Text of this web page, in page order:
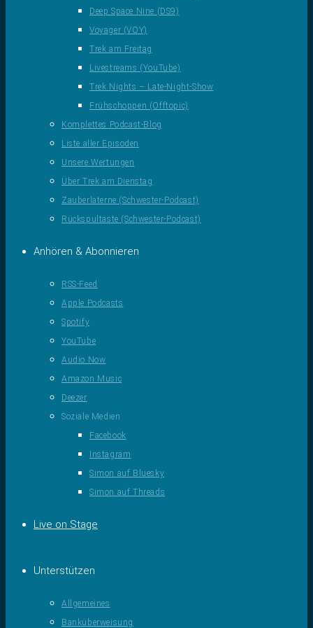
Deep Space Nine (DS9)
Voyager (VOY)
Trek am Freitag
Livestreams (YouTube)
Trek Nights – Late-Night-Show
Frühschoppen (Offtopic)
Komplettes Podcast-Blog
Liste aller Episoden
Unsere Wertungen
Über Trek am Dienstag
Zauberlaterne (Schwester-Podcast)
Rückspultaste (Schwester-Podcast)
Anhören & Abonnieren
RSS-Feed
Apple Podcasts
Spotify
YouTube
Audio Now
Amazon Music
Deezer
Soziale Medien
Facebook
Instagram
Simon auf Bluesky
Simon auf Threads
Live on Stage
Unterstützen
Allgemeines
Banküberweisung